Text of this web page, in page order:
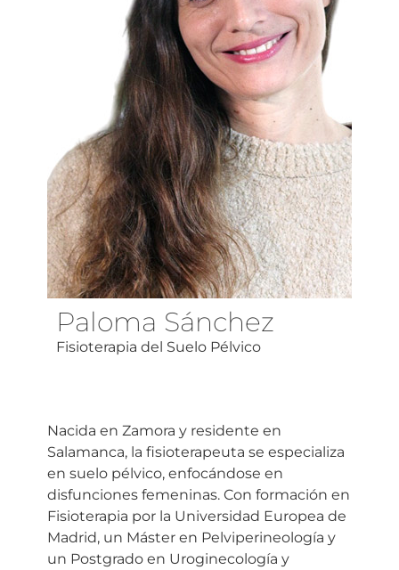
Paloma Sánchez
Fisioterapia del Suelo Pélvico
Nacida en Zamora y residente en
Salamanca, la fisioterapeuta se especializa
en suelo pélvico, enfocándose en
disfunciones femeninas. Con formación en
Fisioterapia por la Universidad Europea de
Madrid, un Máster en Pelviperineología y
un Postgrado en Uroginecología y